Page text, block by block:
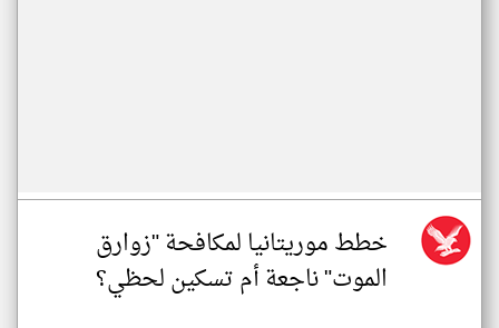
خطط موريتانيا لمكافحة "زوارق
الموت" ناجعة أم تسكين لحظي؟